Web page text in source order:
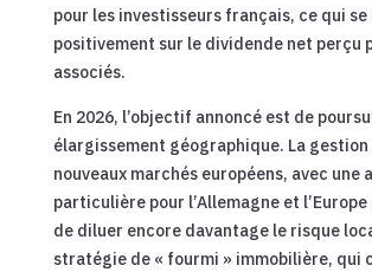
pour les investisseurs français, ce qui
positivement sur le dividende net perçu
associés.
En 2026, l’objectif annoncé est de
élargissement géographique. La
nouveaux marchés européens, avec une
particulière pour l’Allemagne et
de diluer encore davantage le risque
stratégie de « fourmi » immobilière, qui